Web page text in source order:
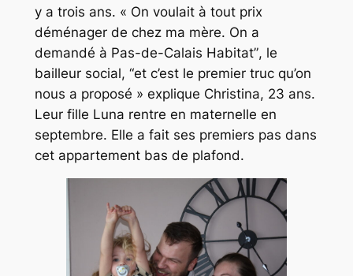
y a trois ans. « On voulait à tout prix
déménager de chez ma mère. On a
demandé à Pas-de-Calais Habitat”, le
bailleur social, “et c’est le premier truc qu’on
nous a proposé » explique Christina, 23 ans.
Leur fille Luna rentre en maternelle en
septembre. Elle a fait ses premiers pas dans
cet appartement bas de plafond.